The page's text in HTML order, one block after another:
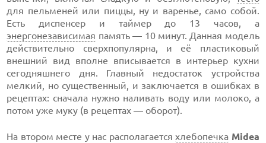
для пельменей или пиццы, ну и варенье, само собой.
Есть диспенсер и таймер до 13 часов, а
энергонезависимая память — 10 минут. Данная модель
действительно сверхпопулярна, и её пластиковый
внешний вид вполне вписывается в интерьер кухни
сегодняшнего дня. Главный недостаток устройства
мелкий, но существенный, и заключается в ошибках в
рецептах: сначала нужно наливать воду или молоко, а
потом уже муку (в рецептах — оборот).
На втором месте у нас располагаетсяхлебопечка Midea